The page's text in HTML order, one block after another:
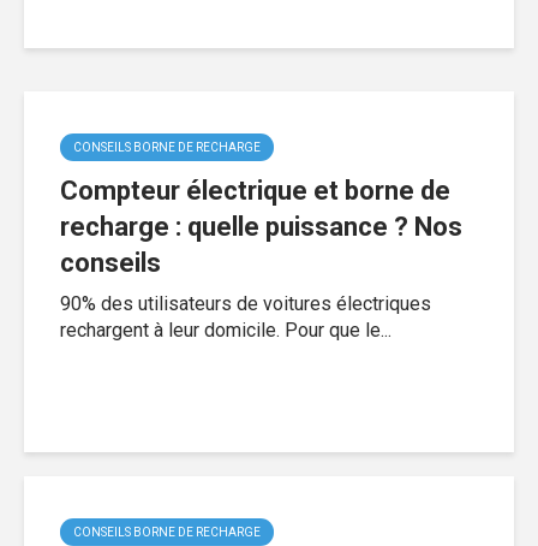
CONSEILS BORNE DE RECHARGE
Compteur électrique et borne de
recharge : quelle puissance ? Nos
conseils
90% des utilisateurs de voitures électriques
rechargent à leur domicile. Pour que le...
CONSEILS BORNE DE RECHARGE